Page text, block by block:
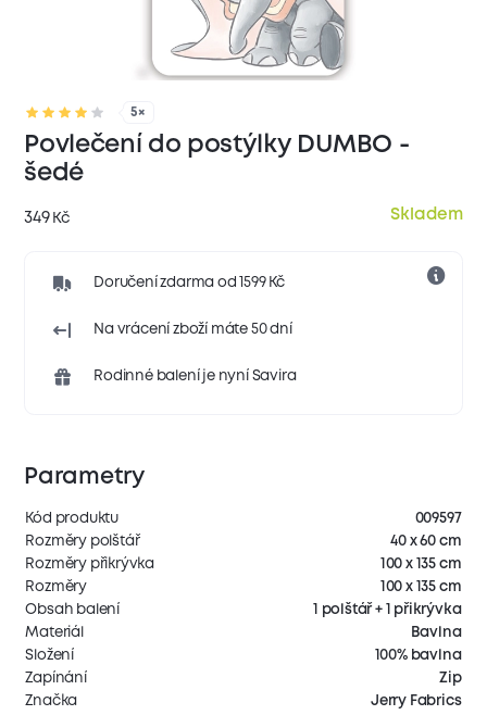
5×
Povlečení do postýlky DUMBO -
šedé
349 Kč Skladem
Doručení zdarma od 1599 Kč
Na vrácení zboží máte 50 dní
Rodinné balení je nyní Savira
Parametry
Kód produktu
009597
Rozměry polštář
40 x 60 cm
Rozměry přikrývka
100 x 135 cm
Rozměry
100 x 135 cm
Obsah balení
1 polštář + 1 přikrývka
Materiál
Bavlna
Složení
100% bavlna
Zapínání
Zip
Značka
Jerry Fabrics